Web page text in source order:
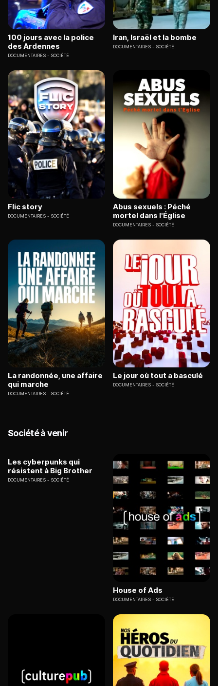
100 jours avec la police
des Ardennes
DOCUMENTAIRES SOCIÉTÉ
Iran, Israël et la bombe
DOCUMENTAIRES SOCIÉTÉ
Flic story
DOCUMENTAIRES SOCIÉTÉ
Abus sexuels : Péché
mortel dans l'Église
DOCUMENTAIRES SOCIÉTÉ
La randonnée, une affaire
qui marche
DOCUMENTAIRES SOCIÉTÉ
Le jour où tout a basculé
DOCUMENTAIRES SOCIÉTÉ
Société à venir
Les cyberpunks qui
résistent à Big Brother
DOCUMENTAIRES SOCIÉTÉ
House of Ads
DOCUMENTAIRES SOCIÉTÉ